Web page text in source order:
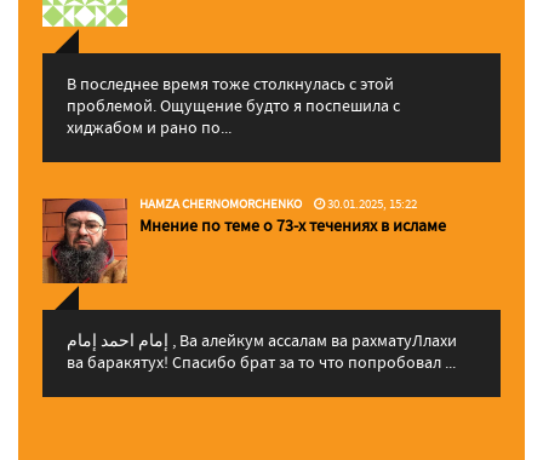
В последнее время тоже столкнулась с этой
проблемой. Ощущение будто я поспешила с
хиджабом и рано по...
HAMZA CHERNOMORCHENKO 30.01.2025, 15:22
Мнение по теме о 73-х течениях в исламе
إمام احمد إمام , Ва алейкум ассалам ва рахматуЛлахи
ва баракятух! Спасибо брат за то что попробовал ...